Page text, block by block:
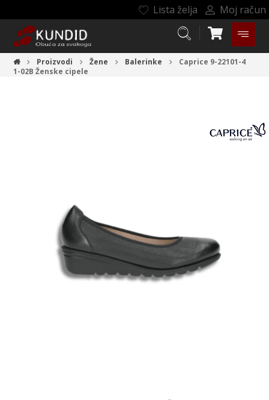
Lista želja Moj račun
Proizvodi Žene Balerinke
Caprice 9-22101-4
1-02B Ženske cipele